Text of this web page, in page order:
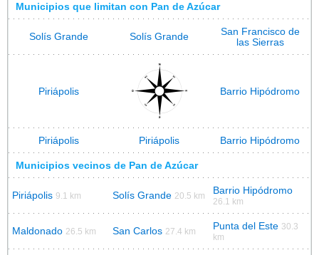
Municipios que limitan con Pan de Azúcar
Solís Grande Solís Grande
San Francisco de
las Sierras
Piriápolis Barrio Hipódromo
Piriápolis Piriápolis Barrio Hipódromo
Municipios vecinos de Pan de Azúcar
Piriápolis 9.1 km Solís Grande 20.5 km Barrio Hipódromo
26.1 km
Maldonado 26.5 km San Carlos 27.4 km Punta del Este 30.3
km